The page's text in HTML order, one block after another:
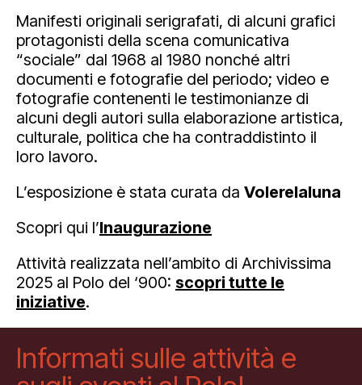
Manifesti originali serigrafati, di alcuni grafici
protagonisti della scena comunicativa
“sociale” dal 1968 al 1980 nonché altri
documenti e fotografie del periodo; video e
fotografie contenenti le testimonianze di
alcuni degli autori sulla elaborazione artistica,
culturale, politica che ha contraddistinto il
loro lavoro.
L’esposizione è stata curata da Volerelaluna
Scopri qui l’Inaugurazione
Attività realizzata nell’ambito di Archivissima
2025 al Polo del ‘900: scopri tutte le
iniziative.
Informati sulle attività e